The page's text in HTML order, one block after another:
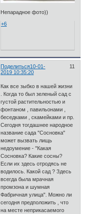
Непарадное фото))
+6
Поделиться 11
10-01-
2019 10:35:20
Как все зыбко в нашей жизни
. Когда то был зеленый сад с
густой растительностью и
фонтаном , павильонами ,
беседками , скамейками и пр.
Сегодня тогдашнее народное
название сада "Сосновка"
может вызвать лищь
недоумение - "Какая
Сосновка? Какие сосны?
Если их здесь отродясь не
водилось. Какой сад ? Здесь
всегда была мрачная
промзона и шумная
Фабричная улица". Можно ли
сегодня предположить , что
на месте неприкасаемого